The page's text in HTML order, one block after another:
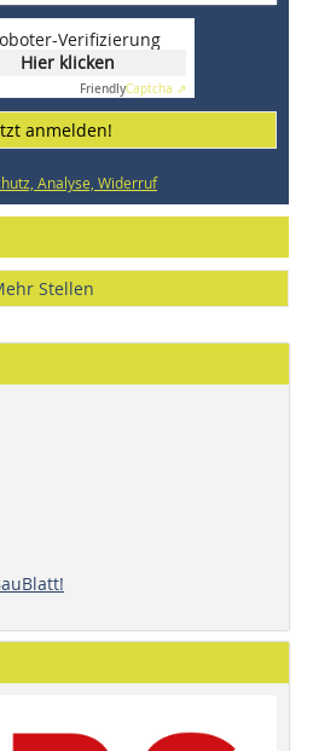
Verifizierung
Hier klicken
FriendlyCaptcha ⇗
anmelden!
Analyse, Widerruf
Stellen